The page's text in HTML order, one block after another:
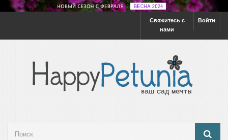
Войти
Свяжитесь с
нами